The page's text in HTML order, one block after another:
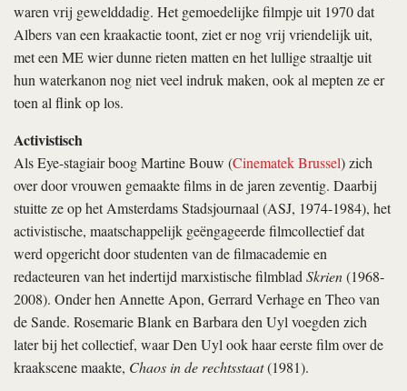
waren vrij gewelddadig. Het gemoedelijke filmpje uit 1970 dat
Albers van een kraakactie toont, ziet er nog vrij vriendelijk uit,
met een ME wier dunne rieten matten en het lullige straaltje uit
hun waterkanon nog niet veel indruk maken, ook al mepten ze er
toen al flink op los.
Activistisch
Als Eye-stagiair boog Martine Bouw (Cinematek Brussel) zich
over door vrouwen gemaakte films in de jaren zeventig. Daarbij
stuitte ze op het Amsterdams Stadsjournaal (ASJ, 1974-1984), het
activistische, maatschappelijk geëngageerde filmcollectief dat
werd opgericht door studenten van de filmacademie en
redacteuren van het indertijd marxistische filmblad Skrien(1968-
2008). Onder hen Annette Apon, Gerrard Verhage en Theo van
de Sande. Rosemarie Blank en Barbara den Uyl voegden zich
later bij het collectief, waar Den Uyl ook haar eerste film over de
kraakscene maakte, Chaos in de rechtsstaat(1981).